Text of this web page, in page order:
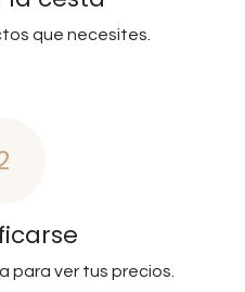
que necesites.
para ver tus precios.